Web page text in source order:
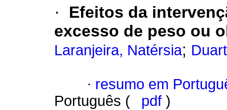
·
Efeitos da
excesso de peso ou
Laranjeira, Natérsia;
· resumo em
Português (
pdf )